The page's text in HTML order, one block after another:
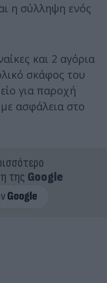
η σύλληψη ενός
και 2 αγόρια
σκάφος του
για παροχή
ασφάλεια στο
της Google